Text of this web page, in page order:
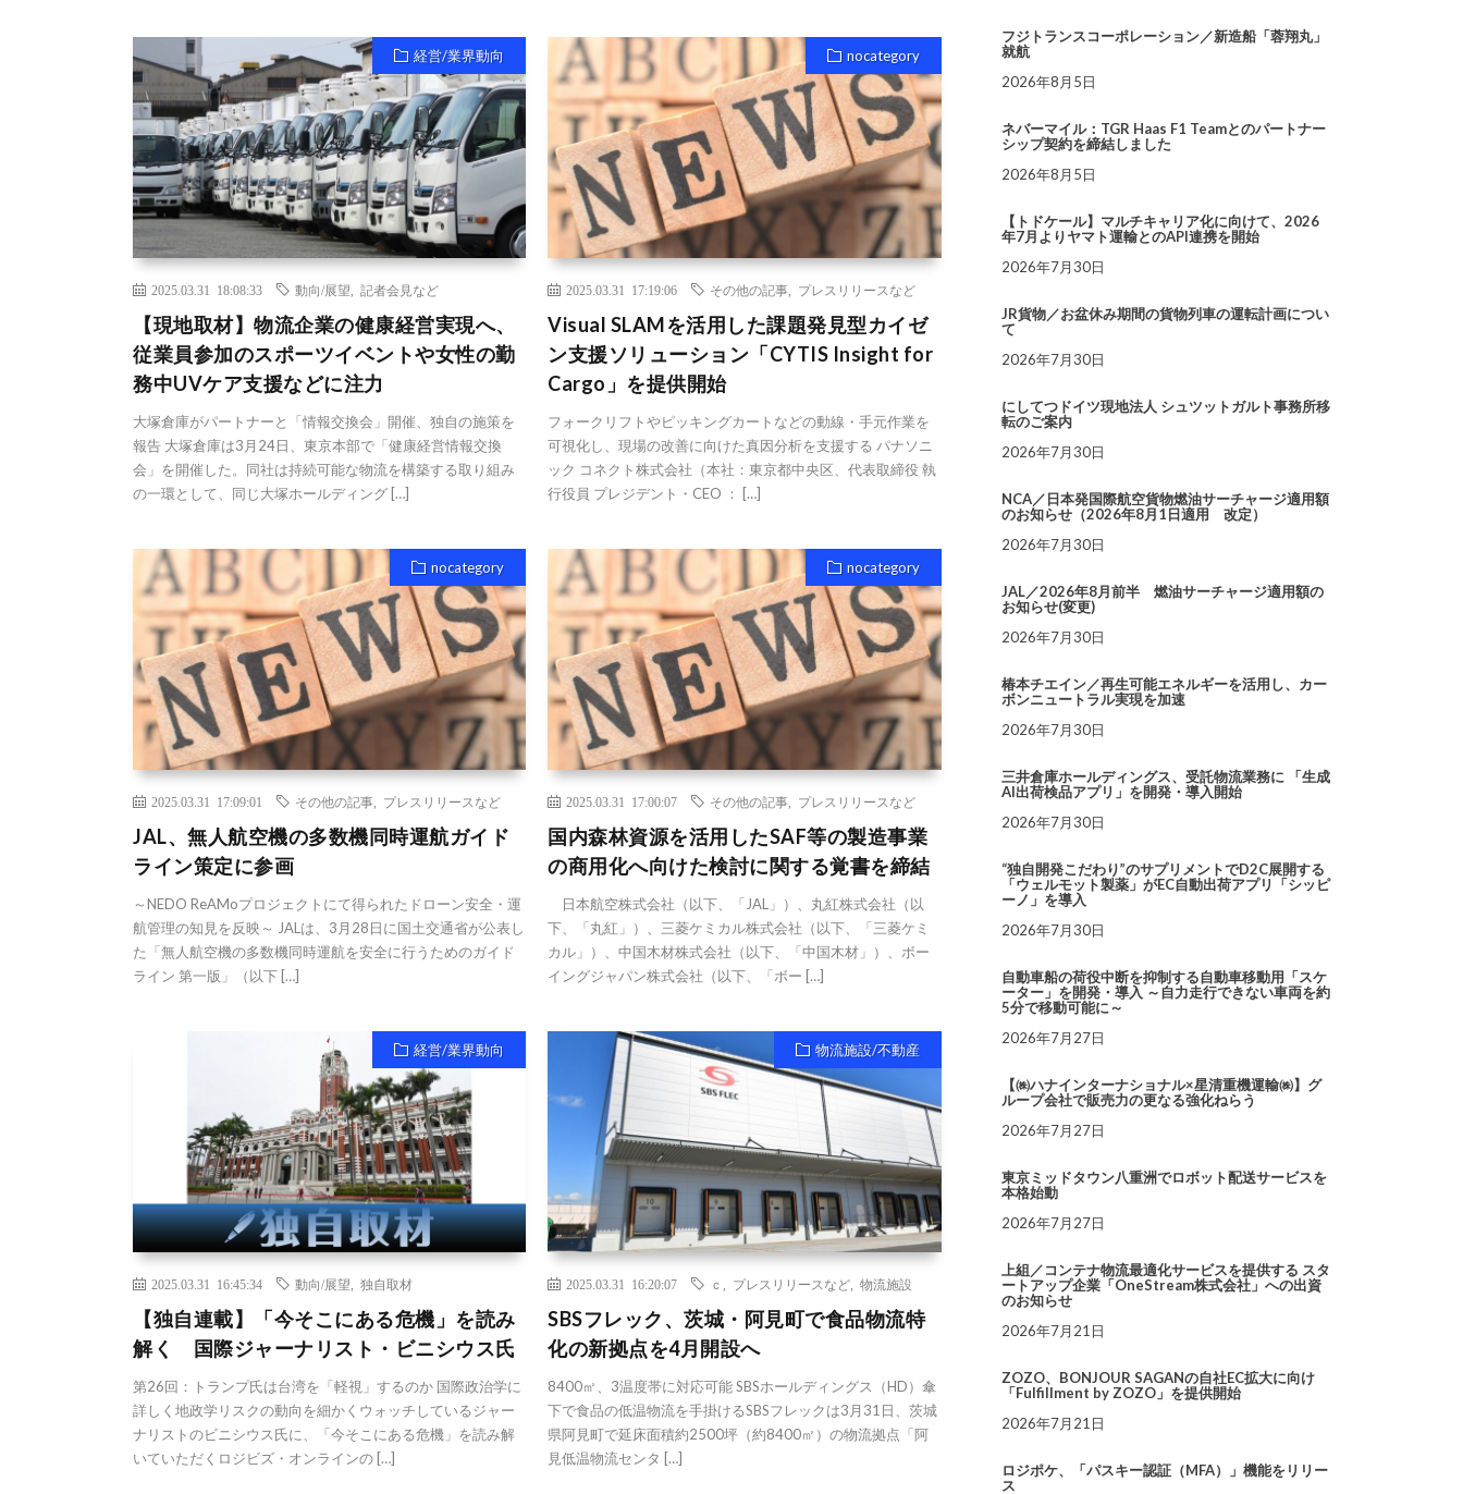
経営/業界動向
2025.03.31 18:08:33 動向/展望 記者会見など
【現地取材】物流企業の健康経営実現へ、
従業員参加のスポーツイベントや女性の勤
務中UVケア支援などに注力
大塚倉庫がパートナーと「情報交換会」開催、独自の施策を
報告 大塚倉庫は3月24日、東京本部で「健康経営情報交換
会」を開催した。同社は持続可能な物流を構築する取り組み
の一環として、同じ大塚ホールディング […]
nocategory
2025.03.31 17:19:06 その他の記事 プレスリリースなど
Visual SLAMを活用した課題発見型カイゼ
ン支援ソリューション「CYTIS Insight for
Cargo」を提供開始
フォークリフトやピッキングカートなどの動線・手元作業を
可視化し、現場の改善に向けた真因分析を支援する パナソニ
ック コネクト株式会社（本社：東京都中央区、代表取締役 執
行役員 プレジデント・CEO ： […]
nocategory
2025.03.31 17:09:01 その他の記事 プレスリリースなど
JAL、無人航空機の多数機同時運航ガイド
ライン策定に参画
～NEDO ReAMoプロジェクトにて得られたドローン安全・運
航管理の知見を反映～ JALは、3月28日に国土交通省が公表し
た「無人航空機の多数機同時運航を安全に行うためのガイド
ライン 第一版」（以下 […]
nocategory
2025.03.31 17:00:07 その他の記事 プレスリリースなど
国内森林資源を活用したSAF等の製造事業
の商用化へ向けた検討に関する覚書を締結
日本航空株式会社（以下、「JAL」）、丸紅株式会社（以
下、「丸紅」）、三菱ケミカル株式会社（以下、「三菱ケミ
カル」）、中国木材株式会社（以下、「中国木材」）、ボー
イングジャパン株式会社（以下、「ボー […]
経営/業界動向
2025.03.31 16:45:34 動向/展望 独自取材
【独自連載】「今そこにある危機」を読み
解く 国際ジャーナリスト・ビニシウス氏
第26回：トランプ氏は台湾を「軽視」するのか 国際政治学に
詳しく地政学リスクの動向を細かくウォッチしているジャー
ナリストのビニシウス氏に、「今そこにある危機」を読み解
いていただくロジビズ・オンラインの […]
物流施設/不動産
2025.03.31 16:20:07 ｃ プレスリリースなど ,物流施設
SBSフレック、茨城・阿見町で食品物流特
化の新拠点を4月開設へ
8400㎡、3温度帯に対応可能 SBSホールディングス（HD）傘
下で食品の低温物流を手掛けるSBSフレックは3月31日、茨城
県阿見町で延床面積約2500坪（約8400㎡）の物流拠点「阿
見低温物流センタ […]
フジトランスコーポレーション／新造船「蓉翔丸」
就航
2026年8月5日
ネバーマイル：TGR Haas F1 Teamとのパートナー
シップ契約を締結しました
2026年8月5日
【トドケール】マルチキャリア化に向けて、2026
年7月よりヤマト運輸とのAPI連携を開始
2026年7月30日
JR貨物／お盆休み期間の貨物列車の運転計画につい
て
2026年7月30日
にしてつドイツ現地法人 シュツットガルト事務所移
転のご案内
2026年7月30日
NCA／日本発国際航空貨物燃油サーチャージ適用額
のお知らせ（2026年8月1日適用 改定）
2026年7月30日
JAL／2026年8月前半 燃油サーチャージ適用額の
お知らせ(変更)
2026年7月30日
椿本チエイン／再生可能エネルギーを活用し、カー
ボンニュートラル実現を加速
2026年7月30日
三井倉庫ホールディングス、受託物流業務に 「生成
AI出荷検品アプリ」を開発・導入開始
2026年7月30日
“独自開発こだわり”のサプリメントでD2C展開する
「ウェルモット製薬」がEC自動出荷アプリ「シッピ
ーノ」を導入
2026年7月30日
自動車船の荷役中断を抑制する自動車移動用「スケ
ーター」を開発・導入 ～自力走行できない車両を約
5分で移動可能に～
2026年7月27日
【㈱ハナインターナショナル×星清重機運輸㈱】グ
ループ会社で販売力の更なる強化ねらう
2026年7月27日
東京ミッドタウン八重洲でロボット配送サービスを
本格始動
2026年7月27日
上組／コンテナ物流最適化サービスを提供する スタ
ートアップ企業「OneStream株式会社」への出資
のお知らせ
2026年7月21日
ZOZO、BONJOUR SAGANの自社EC拡大に向け
「Fulfillment by ZOZO」を提供開始
2026年7月21日
ロジポケ、「パスキー認証（MFA）」機能をリリー
ス